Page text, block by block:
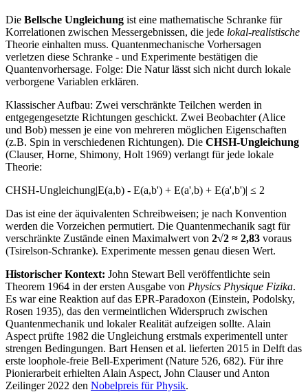
Die Bellsche Ungleichung ist eine mathematische Schranke für
Korrelationen zwischen Messergebnissen, die jede lokal-realistische
Theorie einhalten muss. Quantenmechanische Vorhersagen
verletzen diese Schranke - und Experimente bestätigen die
Quantenvorhersage. Folge: Die Natur lässt sich nicht durch lokale
verborgene Variablen erklären.
Klassischer Aufbau: Zwei verschränkte Teilchen werden in
entgegengesetzte Richtungen geschickt. Zwei Beobachter (Alice
und Bob) messen je eine von mehreren möglichen Eigenschaften
(z.B. Spin in verschiedenen Richtungen). Die CHSH-Ungleichung
(Clauser, Horne, Shimony, Holt 1969) verlangt für jede lokale
Theorie:
CHSH-Ungleichung|E(a,b) - E(a,b') + E(a',b) + E(a',b')| ≤ 2
Das ist eine der äquivalenten Schreibweisen; je nach Konvention
werden die Vorzeichen permutiert. Die Quantenmechanik sagt für
verschränkte Zustände einen Maximalwert von 2√2 ≈ 2,83 voraus
(Tsirelson-Schranke). Experimente messen genau diesen Wert.
Historischer Kontext: John Stewart Bell veröffentlichte sein
Theorem 1964 in der ersten Ausgabe von Physics Physique Fizika.
Es war eine Reaktion auf das EPR-Paradoxon (Einstein, Podolsky,
Rosen 1935), das den vermeintlichen Widerspruch zwischen
Quantenmechanik und lokaler Realität aufzeigen sollte. Alain
Aspect prüfte 1982 die Ungleichung erstmals experimentell unter
strengen Bedingungen. Bart Hensen et al. lieferten 2015 in Delft das
erste loophole-freie Bell-Experiment (Nature 526, 682). Für ihre
Pionierarbeit erhielten Alain Aspect, John Clauser und Anton
Zeilinger 2022 den Nobelpreis für Physik.